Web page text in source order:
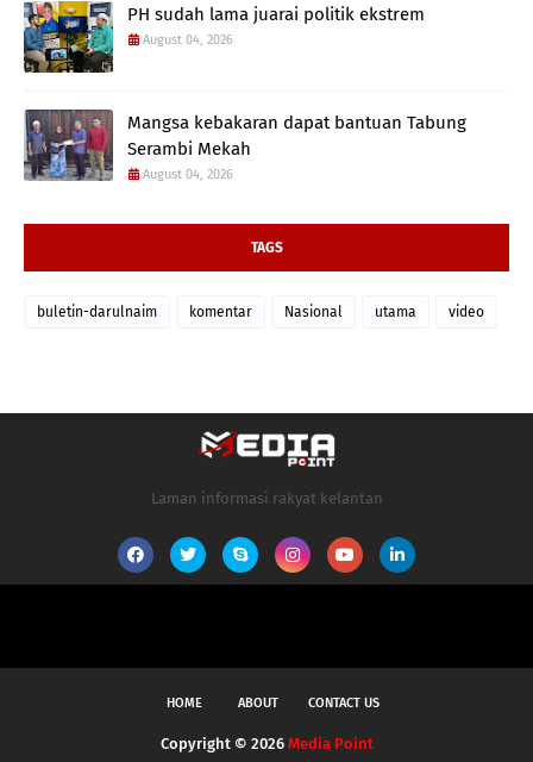
PH sudah lama juarai politik ekstrem
August 04, 2026
Mangsa kebakaran dapat bantuan Tabung
Serambi Mekah
August 04, 2026
TAGS
buletin-darulnaim komentar Nasional utama video
Laman informasi rakyat kelantan
HOME ABOUT CONTACT US
Copyright © 2026 Media Point